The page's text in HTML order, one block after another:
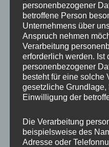
Beschreibung
Zusätzliche Informationen
Produktsicherheit
Rezensionen (0)
https://
57-45.pdf
personenbezogener
betroffene Person
Unternehmens über
Anspruch nehmen
Verarbeitung
erforderlich werden. Ist
personenbezogener
besteht für eine solche
gesetzliche
Einwilligung der
Die Verarbeitung
beispielsweise des
Adresse oder